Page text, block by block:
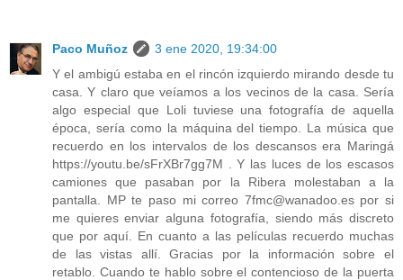
Paco Muñoz
3 ene 2020, 19:34:00
Y el ambigú estaba en el rincón izquierdo mirando desde tu
casa. Y claro que veíamos a los vecinos de la casa. Sería
algo especial que Loli tuviese una fotografía de aquella
época, sería como la máquina del tiempo. La música que
recuerdo en los intervalos de los descansos era Maringá
https://youtu.be/sFrXBr7gg7M . Y las luces de los escasos
camiones que pasaban por la Ribera molestaban a la
pantalla. MP te paso mi correo 7fmc@wanadoo.es por si
me quieres enviar alguna fotografía, siendo más discreto
que por aquí. En cuanto a las películas recuerdo muchas
de las vistas allí. Gracias por la información sobre el
retablo. Cuando te hablo sobre el contencioso de la puerta